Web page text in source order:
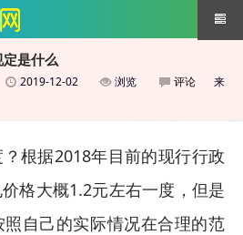
是什么
2019-12-02 浏览 评论
来
根据2018年目前的现行行政
格大概1.2元左右一度，但是
自己的实际情况在合理的范